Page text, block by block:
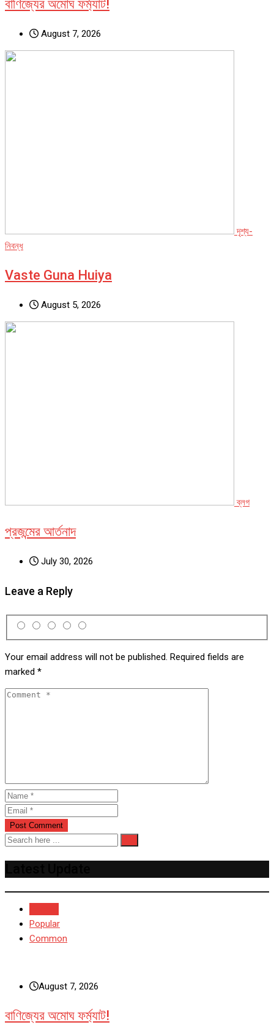
বাণিজ্যের অমোঘ ফর্ম্যাট!
August 7, 2026
দৃশ্য-
নিবন্ধ
Vaste Guna Huiya
August 5, 2026
ব্লগ
প্রজন্মের আর্তনাদ
July 30, 2026
Leave a Reply
Your email address will not be published. Required fields are
marked *
Popular
Common
August 7, 2026
বাণিজ্যের অমোঘ ফর্ম্যাট!